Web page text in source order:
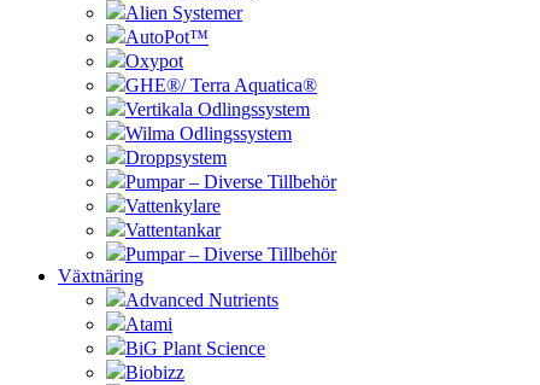
Alien Systemer
AutoPot™
Oxypot
GHE®/ Terra Aquatica®
Vertikala Odlingssystem
Wilma Odlingssystem
Droppsystem
Pumpar – Diverse Tillbehör
Vattenkylare
Vattentankar
Pumpar – Diverse Tillbehör
Växtnäring
Advanced Nutrients
Atami
BiG Plant Science
Biobizz